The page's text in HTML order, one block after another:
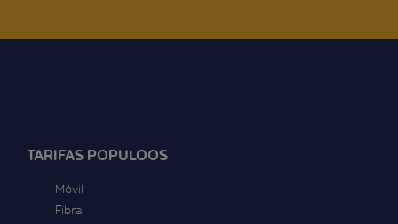
TARIFAS POPULOOS
Móvil
Fibra